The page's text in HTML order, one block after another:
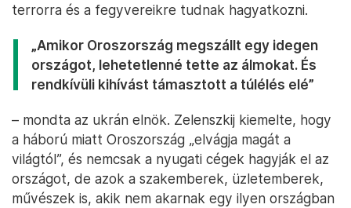
terrorra és a fegyvereikre tudnak hagyatkozni.
„Amikor Oroszország megszállt egy idegen
országot, lehetetlenné tette az álmokat. És
rendkívüli kihívást támasztott a túlélés elé”
– mondta az ukrán elnök. Zelenszkij kiemelte, hogy
a háború miatt Oroszország „elvágja magát a
világtól”, és nemcsak a nyugati cégek hagyják el az
országot, de azok a szakemberek, üzletemberek,
művészek is, akik nem akarnak egy ilyen országban